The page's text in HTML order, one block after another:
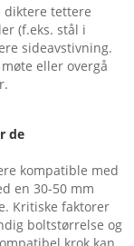
diktere tettere
(f.eks. stål i
sideavstivning.
eller overgå
de
kompatible med
en 30-50 mm
Kritiske faktorer
boltstørrelse og